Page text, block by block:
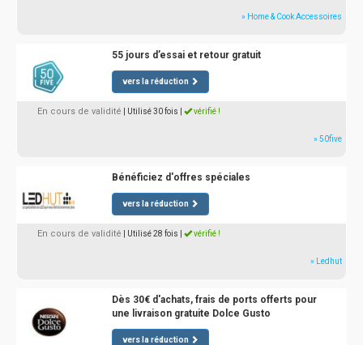
» Home & Cook Accessoires
55 jours d’essai et retour gratuit
vers la réduction
En cours de validité | Utilisé 30 fois vérifié !
» 50five
Bénéficiez d'offres spéciales
vers la réduction
En cours de validité | Utilisé 28 fois vérifié !
» Ledhut
Dès 30€ d'achats, frais de ports offerts pour
une livraison gratuite Dolce Gusto
vers la réduction